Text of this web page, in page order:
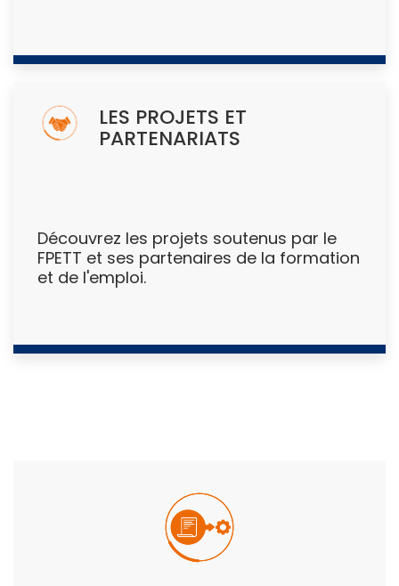
LES PROJETS ET
PARTENARIATS
Découvrez les projets soutenus par le
FPETT et ses partenaires de la formation
et de l'emploi.